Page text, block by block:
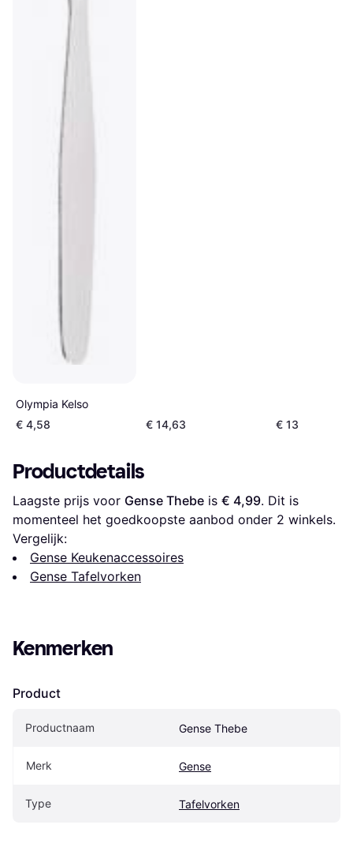
Olympia Kelso
€ 4,58
€ 14,63 € 13
Productdetails
Laagste prijs voor Gense Thebe is € 4,99. Dit is
momenteel het goedkoopste aanbod onder 2 winkels.
Vergelijk:
Gense Keukenaccessoires
Gense Tafelvorken
Kenmerken
Product
Productnaam Gense Thebe
Merk Gense
Type Tafelvorken